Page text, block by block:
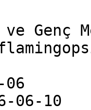
Genç
06-10